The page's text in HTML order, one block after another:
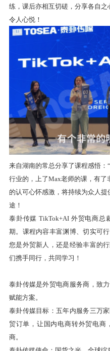
练，课后亦相互切磋，分享各自
令人心悦！
来自湖南的常总分享了课程感悟：
行业的，上了Max老师的课，有了
的认可心怀感激，将持续为众人
途！
泰卦传媒 TikTok+AI 外贸电商总
期。课程内容丰富渊博、切实可
您是外贸新人，还是经验丰富的
们携手同行，共同学习！
泰卦传媒是外贸电商服务商，致
赋能方案。
泰卦传媒目标：五年内服务三万
贸订单，让国内电商转外贸电商
商。